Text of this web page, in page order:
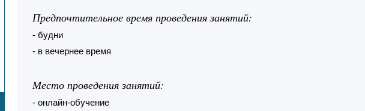
Предпочтительное время проведения занятий:
- будни
- в вечернее время
Место проведения занятий:
- онлайн-обучение